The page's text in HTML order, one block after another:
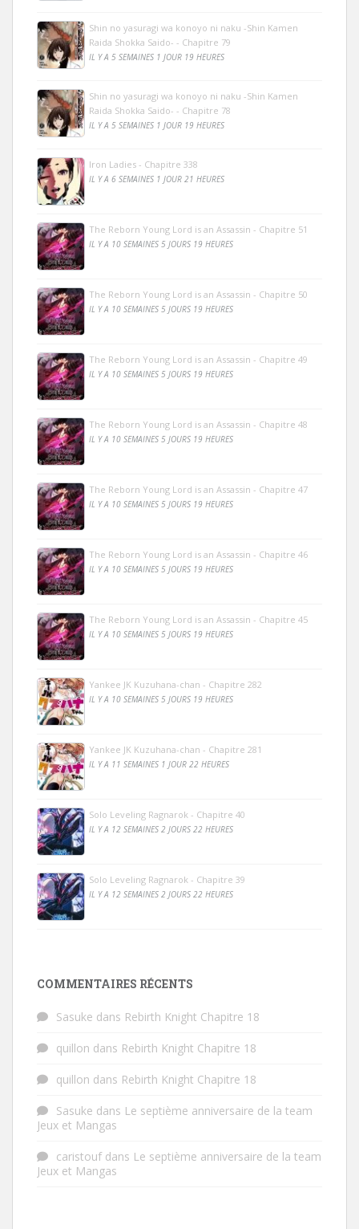
Shin no yasuragi wa konoyo ni naku -Shin Kamen
Raida Shokka Saido- - Chapitre 79
IL Y A 5 SEMAINES 1 JOUR 19 HEURES
Shin no yasuragi wa konoyo ni naku -Shin Kamen
Raida Shokka Saido- - Chapitre 78
IL Y A 5 SEMAINES 1 JOUR 19 HEURES
Iron Ladies - Chapitre 338
IL Y A 6 SEMAINES 1 JOUR 21 HEURES
The Reborn Young Lord is an Assassin - Chapitre 51
IL Y A 10 SEMAINES 5 JOURS 19 HEURES
The Reborn Young Lord is an Assassin - Chapitre 50
IL Y A 10 SEMAINES 5 JOURS 19 HEURES
The Reborn Young Lord is an Assassin - Chapitre 49
IL Y A 10 SEMAINES 5 JOURS 19 HEURES
The Reborn Young Lord is an Assassin - Chapitre 48
IL Y A 10 SEMAINES 5 JOURS 19 HEURES
The Reborn Young Lord is an Assassin - Chapitre 47
IL Y A 10 SEMAINES 5 JOURS 19 HEURES
The Reborn Young Lord is an Assassin - Chapitre 46
IL Y A 10 SEMAINES 5 JOURS 19 HEURES
The Reborn Young Lord is an Assassin - Chapitre 45
IL Y A 10 SEMAINES 5 JOURS 19 HEURES
Yankee JK Kuzuhana-chan - Chapitre 282
IL Y A 10 SEMAINES 5 JOURS 19 HEURES
Yankee JK Kuzuhana-chan - Chapitre 281
IL Y A 11 SEMAINES 1 JOUR 22 HEURES
Solo Leveling Ragnarok - Chapitre 40
IL Y A 12 SEMAINES 2 JOURS 22 HEURES
Solo Leveling Ragnarok - Chapitre 39
IL Y A 12 SEMAINES 2 JOURS 22 HEURES
COMMENTAIRES RÉCENTS
Sasuke dans Rebirth Knight Chapitre 18
quillon dans Rebirth Knight Chapitre 18
quillon dans Rebirth Knight Chapitre 18
Sasuke dans Le septième anniversaire de la team
Jeux et Mangas
caristoufdans Le septième anniversaire de la team
Jeux et Mangas